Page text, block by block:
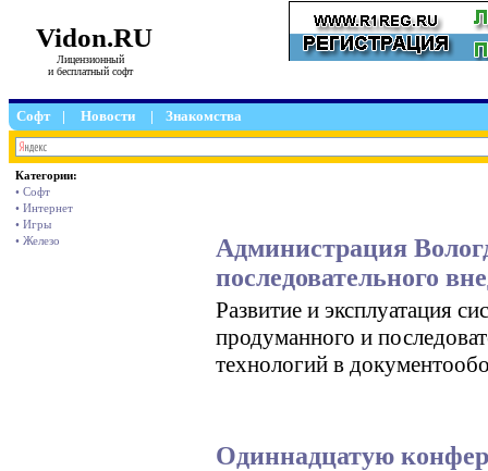
Vidon.RU
Лицензионный
и бесплатный софт
Софт | Новости | Знакомства
Категории:
• Софт
• Интернет
• Игры
• Железо
Администрация
последовательного
Развитие и эксплуатация
продуманного и
технологий в
Одиннадцатую